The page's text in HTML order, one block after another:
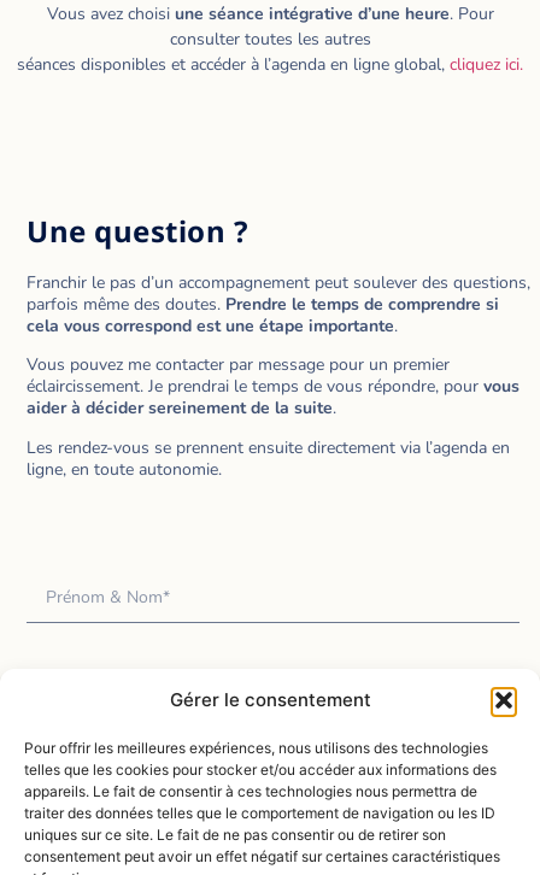
Gérer le consentement
Pour offrir les meilleures expériences, nous utilisons des technologies
telles que les cookies pour stocker et/ou accéder aux informations des
appareils. Le fait de consentir à ces technologies nous permettra de
traiter des données telles que le comportement de navigation ou les ID
uniques sur ce site. Le fait de ne pas consentir ou de retirer son
consentement peut avoir un effet négatif sur certaines caractéristiques
Vous avez choisi une séance intégrative d’une heure. Pour
consulter toutes les autres
séances disponibles et accéder à l’agenda en ligne global, cliquez ici.
Une question ?
Franchir le pas d’un accompagnement peut soulever des questions,
parfois même des doutes. Prendre le temps de comprendre si
cela vous correspond est une étape importante.
Vous pouvez me contacter par message pour un premier
éclaircissement. Je prendrai le temps de vous répondre, pourvous
aider à décider sereinement de la suite.
Les rendez-vous se prennent ensuite directement via l’agenda en
ligne, en toute autonomie.